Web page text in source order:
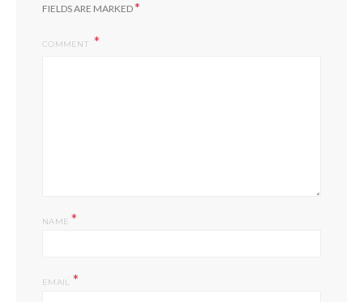
FIELDS ARE MARKED*
COMMENT
NAME *
EMAIL *